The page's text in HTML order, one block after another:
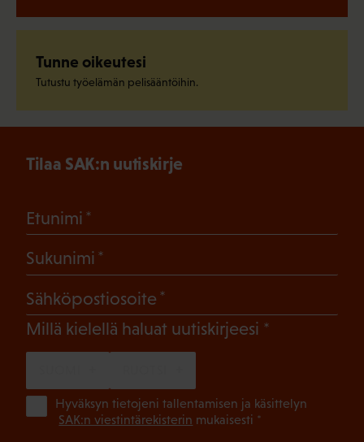
Tunne oikeutesi
Tutustu työelämän pelisääntöihin.
Tilaa SAK:n uutiskirje
Etunimi
Sukunimi
Sähköpostiosoite
Millä kielellä haluat uutiskirjeesi (Pakollinen)
Hyväksyn tietojeni tallentamisen ja käsittelyn
SAK:n viestintärekisterin mukaisesti *